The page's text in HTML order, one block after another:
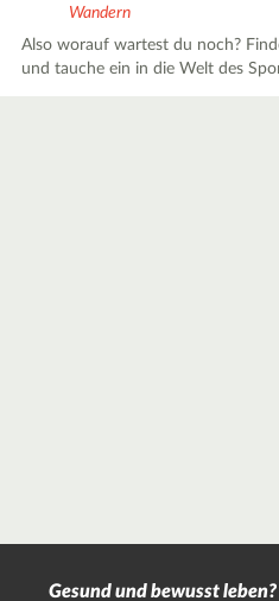
Wandern
Also worauf wartest du noch?
und tauche ein in die Welt des
Gesund und bewusst